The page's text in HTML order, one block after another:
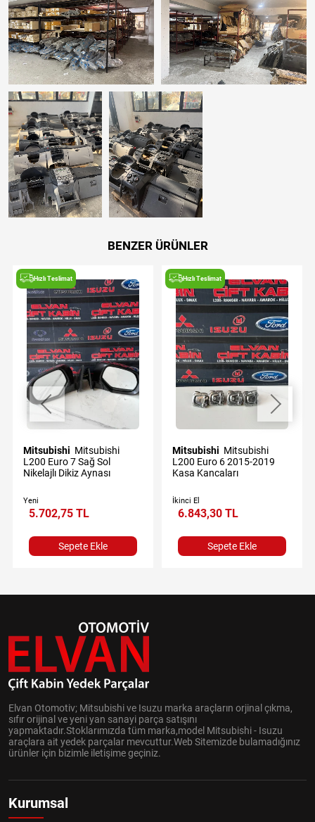
BENZER ÜRÜNLER
Hızlı Teslimat
Mitsubishi
L200 Euro 7 Sağ Sol
Nikelajlı Dikiz Aynası
Yeni
5.702,75 TL
Sepete Ekle
Hızlı Teslimat
Mitsubishi
L200 Euro 6 2015-2019
Kasa Kancaları
İkinci El
6.843,30 TL
Sepete Ekle
Elvan Otomotiv; Mitsubishi ve Isuzu marka araçların orjinal çıkma,
sıfır orijinal ve yeni yan sanayi parça satışını
yapmaktadır.Stoklarımızda tüm marka,model Mitsubishi - Isuzu
araçlara ait yedek parçalar mevcuttur.Web Sitemizde bulamadığınız
ürünler için bizimle iletişime geçiniz.
Kurumsal